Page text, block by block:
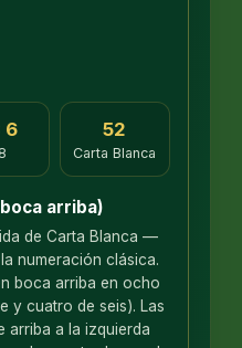
6 52
Carta Blanca
arriba)
de Carta Blanca —
numeración clásica.
boca arriba en ocho
y cuatro de seis). Las
arriba a la izquierda